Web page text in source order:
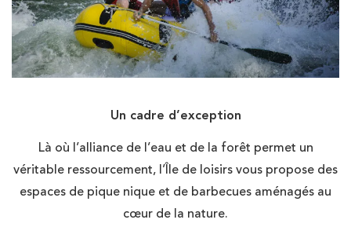
Un cadre d’exception
Là où l’alliance de l’eau et de la forêt permet un
véritable ressourcement, l’Île de loisirs vous propose des
espaces de pique nique et de barbecues aménagés au
cœur de la nature.